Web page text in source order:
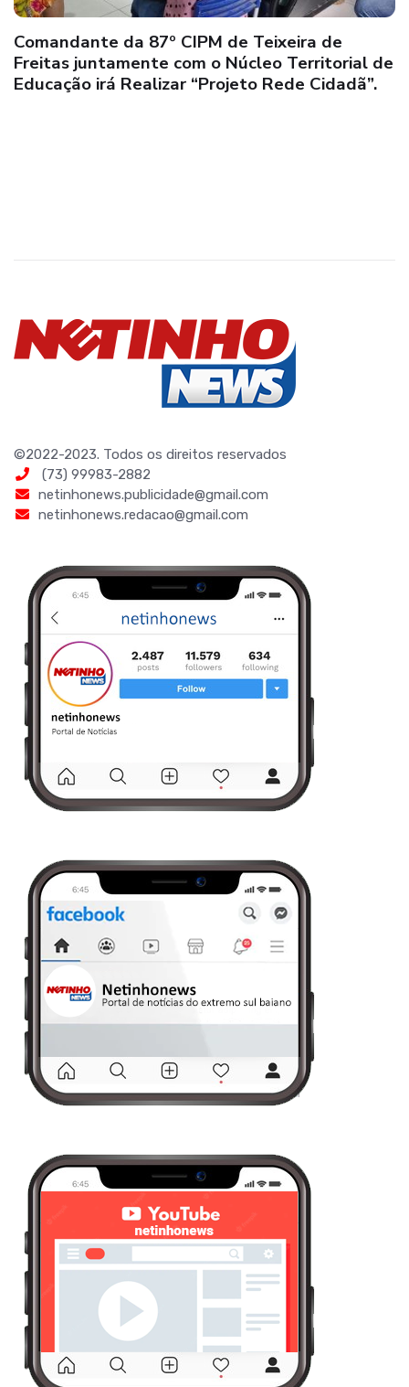
Comandante da 87º CIPM de Teixeira de
Freitas juntamente com o Núcleo Territorial de
Educação irá Realizar “Projeto Rede Cidadã”.
©2022-2023. Todos os direitos reservados
(73) 99983-2882
netinhonews.publicidade@gmail.com
netinhonews.redacao@gmail.com